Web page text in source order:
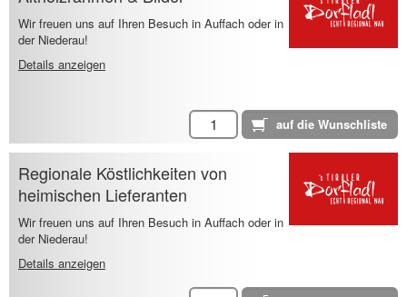
Wir freuen uns auf Ihren Besuch in Auffach oder in
der Niederau!
Details anzeigen
Regionale Köstlichkeiten von
heimischen Lieferanten
Wir freuen uns auf Ihren Besuch in Auffach oder in
der Niederau!
Details anzeigen